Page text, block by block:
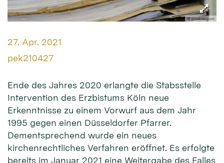
© pixabay.com
Datum:
27. Apr. 2021
Von:
pek210427
Ende des Jahres 2020 erlangte die Stabsstelle
Intervention des Erzbistums Köln neue
Erkenntnisse zu einem Vorwurf aus dem Jahr
1995 gegen einen Düsseldorfer Pfarrer.
Dementsprechend wurde ein neues
kirchenrechtliches Verfahren eröffnet. Es erfolgte
bereits im Januar 2021 eine Weitergabe des Falles